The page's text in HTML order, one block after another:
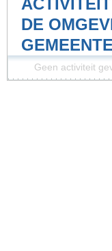
DE
Geen activiteit